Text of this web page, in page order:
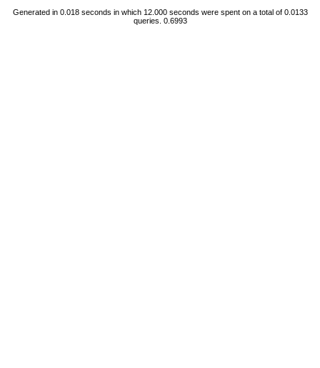
Generated in 0.018 seconds in which 12.000 seconds were spent on a total of 0.0133
queries. 0.6993